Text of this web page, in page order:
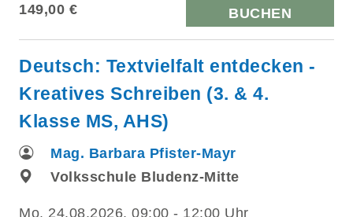
149,00 € BUCHEN
Deutsch: Textvielfalt entdecken -
Kreatives Schreiben (3. & 4.
Klasse MS, AHS)
Mag. Barbara Pfister-Mayr
Volksschule Bludenz-Mitte
Mo. 24.08.2026, 09:00 - 12:00 Uhr